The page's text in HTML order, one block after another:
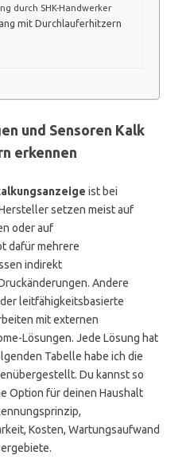
durch SHK-Handwerker
mit Durchlauferhitzern
und Sensoren Kalk
erkennen
ist bei
setzen meist auf
oder auf
dafür mehrere
indirekt
Andere
leitfähigkeitsbasierte
mit externen
Lösungen. Jede Lösung hat
Tabelle habe ich die
Du kannst so
Option für deinen Haushalt
Kosten, Wartungsaufwand